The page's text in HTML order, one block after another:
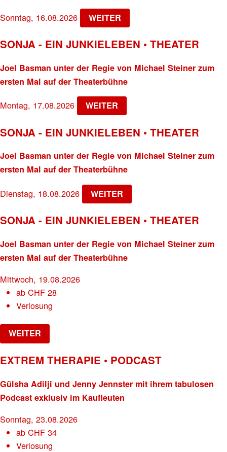
Sonntag, 16.08.2026 WEITER
SONJA - EIN JUNKIELEBEN • THEATER
Joel Basman unter der Regie von Michael Steiner zum
ersten Mal auf der Theaterbühne
Montag, 17.08.2026 WEITER
SONJA - EIN JUNKIELEBEN • THEATER
Joel Basman unter der Regie von Michael Steiner zum
ersten Mal auf der Theaterbühne
Dienstag, 18.08.2026 WEITER
SONJA - EIN JUNKIELEBEN • THEATER
Joel Basman unter der Regie von Michael Steiner zum
ersten Mal auf der Theaterbühne
Mittwoch, 19.08.2026
abCHF 28
Verlosung
WEITER
EXTREM THERAPIE • PODCAST
Gülsha Adilji und Jenny Jennster mit ihrem tabulosen
Podcast exklusiv im Kaufleuten
Sonntag, 23.08.2026
abCHF 34
Verlosung